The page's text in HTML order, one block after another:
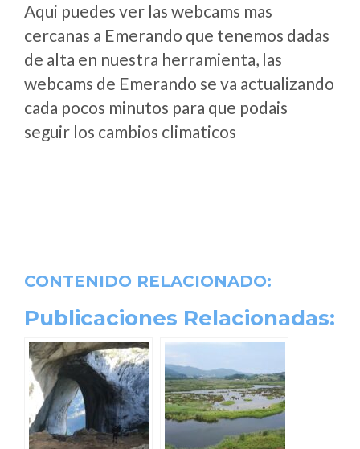
Aqui puedes ver las webcams mas
cercanas a Emerando que tenemos dadas
de alta en nuestra herramienta, las
webcams de Emerando se va actualizando
cada pocos minutos para que podais
seguir los cambios climaticos
CONTENIDO RELACIONADO:
Publicaciones Relacionadas: